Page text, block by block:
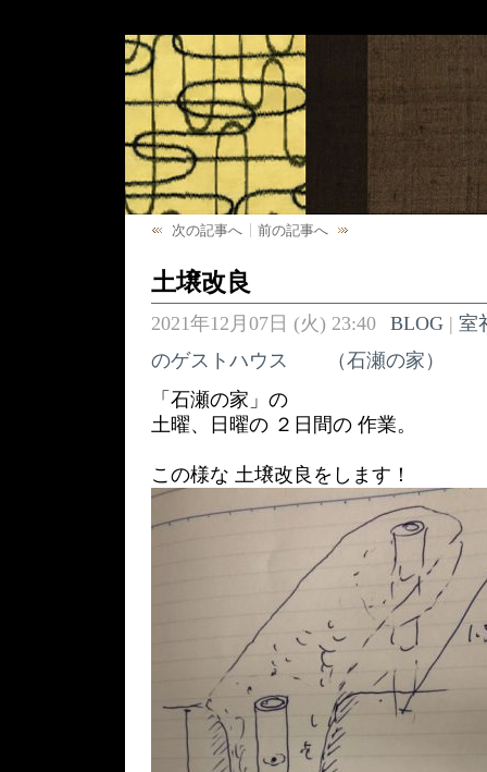
次の記事へ 前の記事へ
土壌改良
2021年12月07日 (火) 23:40 BLOG| 室
のゲストハウス （石瀬の家）
「石瀬の家」の
土曜、日曜の ２日間の 作業。
この様な 土壌改良をします！